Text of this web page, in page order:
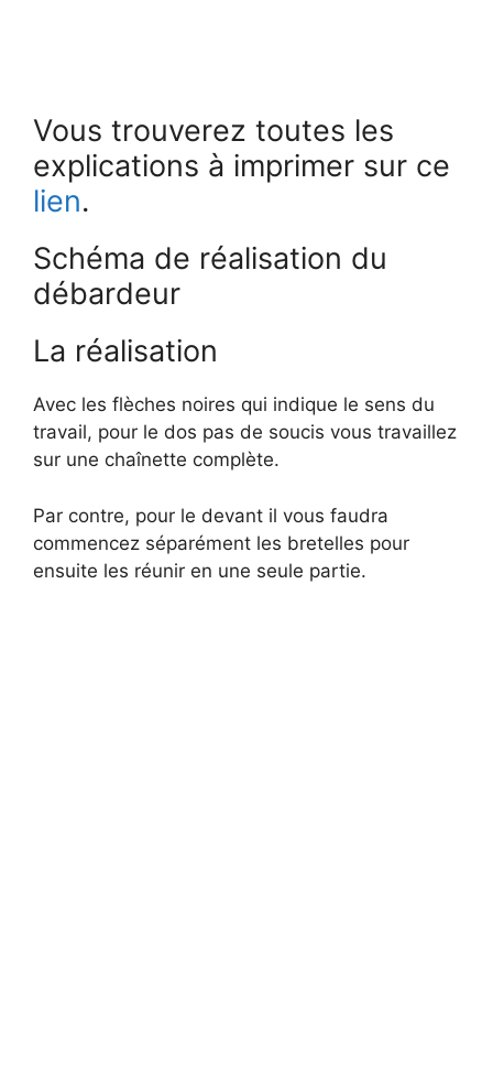
Vous trouverez toutes les
explications à imprimer sur ce
lien.
Schéma de réalisation du
débardeur
La réalisation
Avec les flèches noires qui indique le sens du
travail, pour le dos pas de soucis vous travaillez
sur une chaînette complète.
Par contre, pour le devant il vous faudra
commencez séparément les bretelles pour
ensuite les réunir en une seule partie.